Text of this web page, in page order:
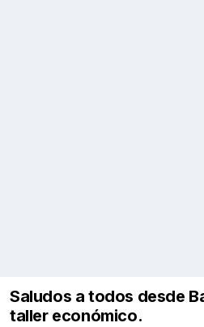
Saludos a todos desde
taller económico.